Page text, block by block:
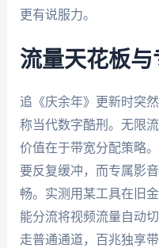
更有说服力。
流量天花板与
追《庆余年》更新时突
称当代数字酷刑。无限
价值在于带宽分配策略
要反复缓冲，而专属影
畅。实测用某工具在旧
能分流将视频流量自动
走普通通道，百兆独享